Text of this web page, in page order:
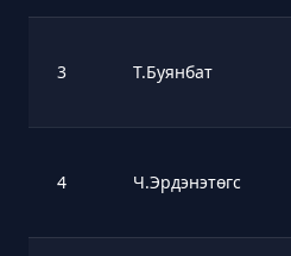
3 Т.Буянбат
4 Ч.Эрдэнэтөгс